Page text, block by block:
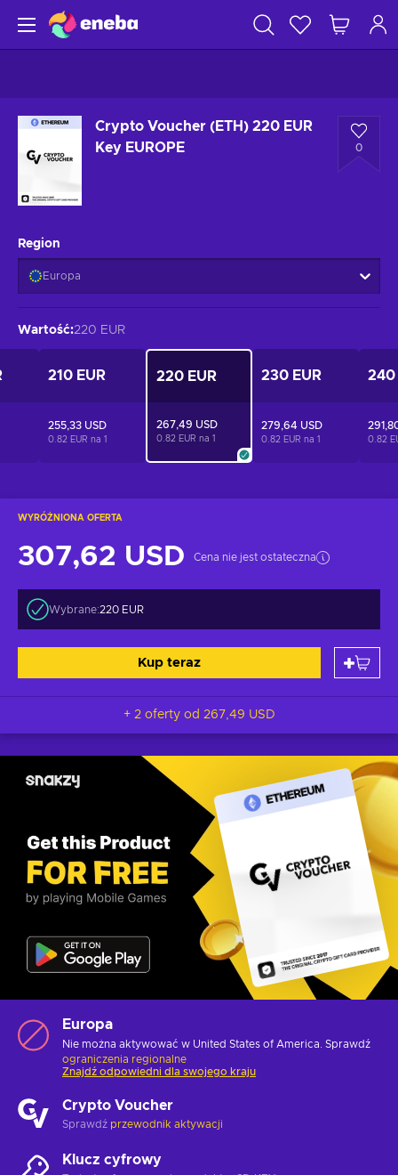
Crypto Voucher (ETH) 220 EUR
Key EUROPE
0
WYRÓŻNIONA OFERTA
307,62 USD Cena nie jest ostateczna
Wybrane:220 EUR
Kup teraz
+ 2 oferty od 267,49 USD
Europa
Nie można aktywować w United States of America. Sprawdź
ograniczenia regionalne
Znajdź odpowiedni dla swojego kraju
Crypto Voucher
Sprawdź przewodnik aktywacji
Klucz cyfrowy
Region
Europa
Wartość:220 EUR
210 EUR
255,33 USD
0.82 EUR na 1
220 EUR
267,49 USD
0.82 EUR na 1
230 EUR
279,64 USD
0.82 EUR na 1
240
0.82